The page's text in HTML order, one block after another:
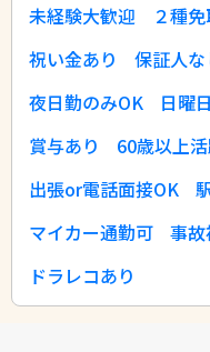
未経験大歓迎 ２種
祝い金あり
保証人
夜日勤のみOK
日曜
賞与あり
60歳以上
出張or電話面接OK
マイカー通勤可
事
ドラレコあり